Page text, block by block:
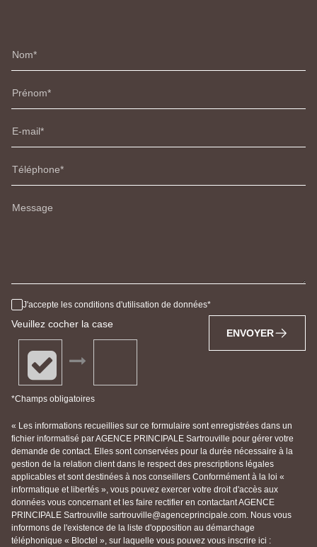
Nom
Prénom
E-mail
Téléphone
Message
J'accepte les conditions d'utilisation de données
Veuillez cocher la case
*Champs obligatoires
ENVOYER
« Les informations recueillies sur ce formulaire sont enregistrées dans un
fichier informatisé par AGENCE PRINCIPALE Sartrouville pour gérer votre
demande de contact. Elles sont conservées pour la durée nécessaire à la
gestion de la relation client dans le respect des prescriptions légales
applicables et sont destinées à nos conseillers Conformément à la loi «
informatique et libertés », vous pouvez exercer votre droit d'accès aux
données vous concernant et les faire rectifier en contactant AGENCE
PRINCIPALE Sartrouville sartrouville@agenceprincipale.com. Nous vous
informons de l'existence de la liste d'opposition au démarchage
téléphonique « Bloctel », sur laquelle vous pouvez vous inscrire ici :